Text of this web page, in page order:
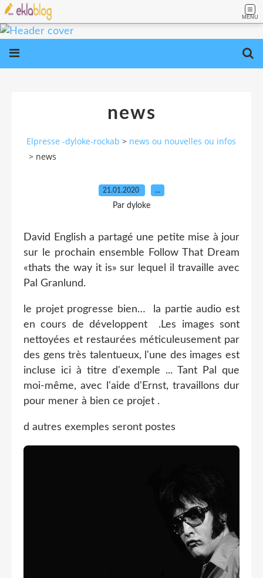
MENU
news
Elpresse -dyloke-rockab > news ou nouvelles ou infos
> news
21.01.2020 …
Par dyloke
David English a partagé une petite mise à jour
sur le prochain ensemble Follow That Dream
«thats the way it is» sur lequel il travaille avec
Pal Granlund.
le projet progresse bien… la partie audio est
en cours de développent .Les images sont
nettoyées et restaurées méticuleusement par
des gens très talentueux, l'une des images est
incluse ici à titre d'exemple ... Tant Pal que
moi-même, avec l'aide d'Ernst, travaillons dur
pour mener à bien ce projet .
d autres exemples seront postes